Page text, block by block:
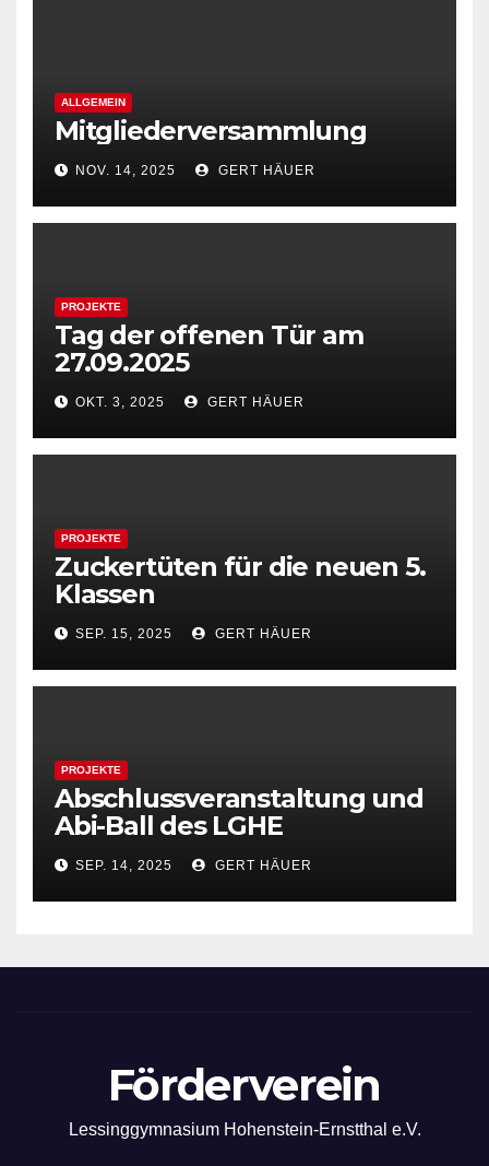
ALLGEMEIN
Mitgliederversammlung
NOV. 14, 2025 GERT HÄUER
PROJEKTE
Tag der offenen Tür am
27.09.2025
OKT. 3, 2025 GERT HÄUER
PROJEKTE
Zuckertüten für die neuen 5.
Klassen
SEP. 15, 2025 GERT HÄUER
PROJEKTE
Abschlussveranstaltung und
Abi-Ball des LGHE
SEP. 14, 2025 GERT HÄUER
Förderverein
Lessinggymnasium Hohenstein-Ernstthal e.V.